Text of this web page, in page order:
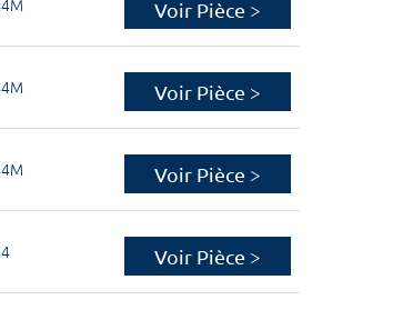
Voir Pièce >
Voir Pièce >
Voir Pièce >
Voir Pièce >